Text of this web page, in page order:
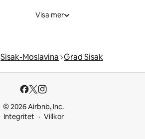
Visa mer
Sisak-Moslavina Grad Sisak
© 2026 Airbnb, Inc.
Integritet
Villkor